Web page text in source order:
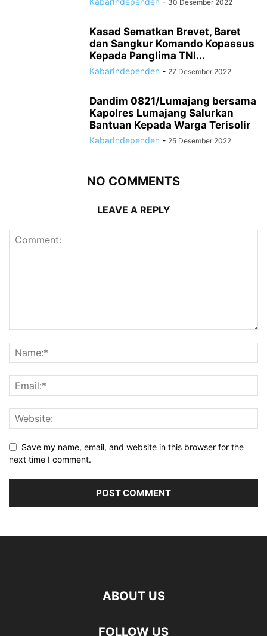
30 Desember 2022
Kasad Sematkan Brevet, Baret
dan Sangkur Komando Kopassus
Kepada Panglima TNI...
KabarIndependen - 27 Desember 2022
Dandim 0821/Lumajang bersama
Kapolres Lumajang Salurkan
Bantuan Kepada Warga Terisolir
KabarIndependen - 25 Desember 2022
NO COMMENTS
LEAVE A REPLY
Save my name, email, and website in this browser for the
next time I comment.
ABOUT US
FOLLOW US